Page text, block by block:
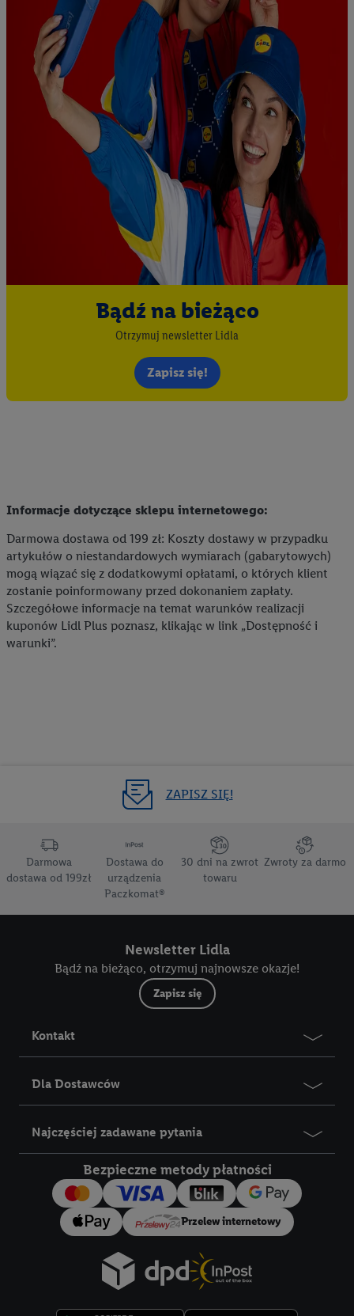
Bądź na bieżąco
Otrzymuj newsletter Lidla
Zapisz się!
Informacje dotyczące sklepu internetowego:
Darmowa dostawa od 199 zł: Koszty dostawy w przypadku
artykułów o niestandardowych wymiarach (gabarytowych)
mogą wiązać się z dodatkowymi opłatami, o których klient
zostanie poinformowany przed dokonaniem zapłaty.
Szczegółowe informacje na temat warunków realizacji
kuponów Lidl Plus poznasz, klikając w link „Dostępność i
warunki”.
ZAPISZ SIĘ!
Darmowa
dostawa od 199zł
Dostawa do
urządzenia
Paczkomat®
30 dni na zwrot
towaru
Zwroty za darmo
Newsletter Lidla
Bądź na bieżąco, otrzymuj najnowsze okazje!
Zapisz się
Kontakt
Dla Dostawców
Najczęściej zadawane pytania
Bezpieczne metody płatności
Przelew internetowy